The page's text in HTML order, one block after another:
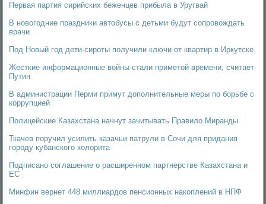
Первая партия сирийских беженцев прибыла в Уругвай
В новогодние праздники автобусы с детьми будут сопровождать
врачи
Под Новый год дети-сироты получили ключи от квартир в Иркутске
Жесткие информационные войны стали приметой времени, считает
Путин
В администрации Перми примут дополнительные меры по борьбе с
коррупцией
Полицейские Казахстана начнут зачитывать Правило Миранды
Ткачев поручил усилить казачьи патрули в Сочи для придания
городу кубанского колорита
Подписано соглашение о расширенном партнерстве Казахстана и
ЕС
Минфин вернет 448 миллиардов пенсионных накоплений в НПФ